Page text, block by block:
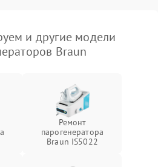
и другие модели
Braun
Ремонт
парогенератора
Braun IS5022